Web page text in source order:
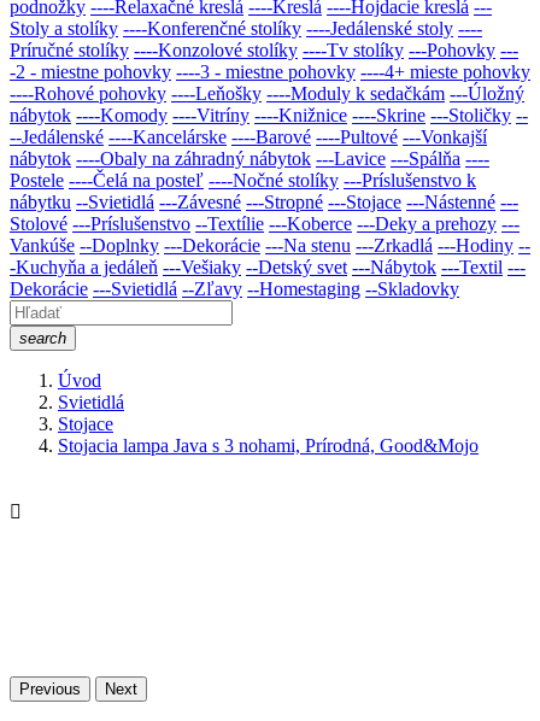
podnožky ----Relaxačné kreslá ----Kreslá ----Hojdacie kreslá ---
Stoly a stolíky ----Konferenčné stolíky ----Jedálenské stoly ----
Príručné stolíky ----Konzolové stolíky ----Tv stolíky ---Pohovky ---
-2 - miestne pohovky ----3 - miestne pohovky ----4+ mieste pohovky
----Rohové pohovky ----Leňošky ----Moduly k sedačkám ---Úložný
nábytok ----Komody ----Vitríny ----Knižnice ----Skrine ---Stoličky --
--Jedálenské ----Kancelárske ----Barové ----Pultové ---Vonkajší
nábytok ----Obaly na záhradný nábytok ---Lavice ---Spálňa ----
Postele ----Čelá na posteľ ----Nočné stolíky ---Príslušenstvo k
nábytku --Svietidlá ---Závesné ---Stropné ---Stojace ---Nástenné ---
Stolové ---Príslušenstvo --Textílie ---Koberce ---Deky a prehozy ---
Vankúše --Doplnky ---Dekorácie ---Na stenu ---Zrkadlá ---Hodiny --
-Kuchyňa a jedáleň ---Vešiaky --Detský svet ---Nábytok ---Textil ---
Dekorácie ---Svietidlá --Zľavy --Homestaging --Skladovky
search
Úvod
Svietidlá
Stojace
Stojacia lampa Java s 3 nohami, Prírodná, Good&Mojo

Previous Next